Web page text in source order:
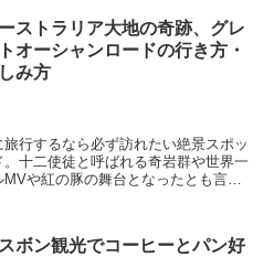
ストラリア大地の奇跡、グレ
オーシャンロードの行き方・
み方
行するなら必ず訪れたい絶景スポッ
十二使徒と呼ばれる奇岩群や世界一
や紅の豚の舞台となったとも言わ
ボン観光でコーヒーとパン好